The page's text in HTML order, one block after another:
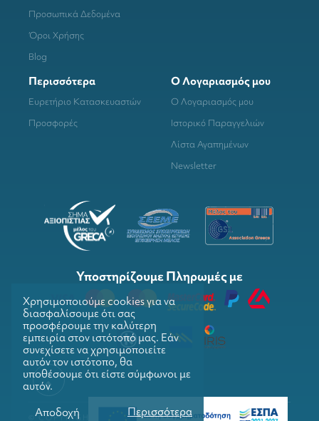
Προσωπικά Δεδομένα
Όροι Χρήσης
Blog
Περισσότερα
Ευρετήριο Κατασκευαστών
Προσφορές
Ο Λογαριασμός μου
Ο Λογαριασμός μου
Ιστορικό Παραγγελιών
Λίστα Αγαπημένων
Newsletter
Υποστηρίζουμε Πληρωμές με
© COPYRIGHTS 2026. GRILLMARKET. ALL RIGHTS
Χρησιμοποιούμε cookies για να
διασφαλίσουμε ότι σας
προσφέρουμε την καλύτερη
εμπειρία στον ιστότοπό μας. Εάν
συνεχίσετε να χρησιμοποιείτε
αυτόν τον ιστότοπο, θα
υποθέσουμε ότι είστε σύμφωνοι με
αυτόν.
Αποδοχή
Περισσότερα